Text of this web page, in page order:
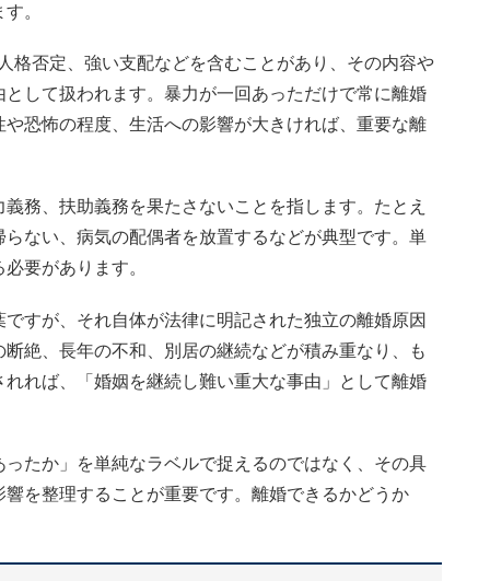
。
格否定、強い支配などを含むことがあり、その内容や
して扱われます。暴力が一回あっただけで常に離婚
恐怖の程度、生活への影響が大きければ、重要な離
務、扶助義務を果たさないことを指します。たとえ
ない、病気の配偶者を放置するなどが典型です。単
要があります。
すが、それ自体が法律に明記された独立の離婚原因
絶、長年の不和、別居の継続などが積み重なり、も
れば、「婚姻を継続し難い重大な事由」として離婚
たか」を単純なラベルで捉えるのではなく、その具
を整理することが重要です。離婚できるかどうか